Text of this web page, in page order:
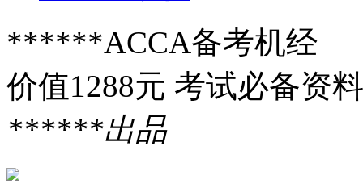
******ACCA备考机经
价值1288元 考试必备资料
******出品